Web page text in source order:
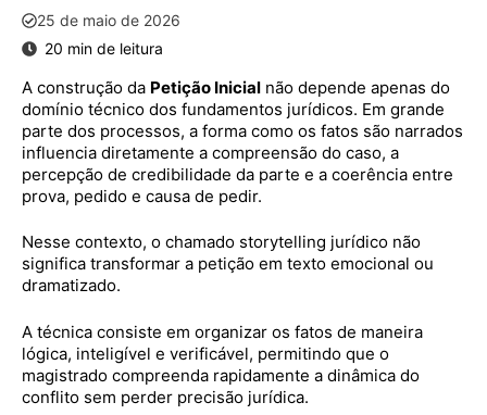
25 de maio de 2026
A construção da Petição Inicial não depende apenas do
domínio técnico dos fundamentos jurídicos. Em grande
parte dos processos, a forma como os fatos são narrados
influencia diretamente a compreensão do caso, a
percepção de credibilidade da parte e a coerência entre
prova, pedido e causa de pedir.
Nesse contexto, o chamado storytelling jurídico não
significa transformar a petição em texto emocional ou
dramatizado.
A técnica consiste em organizar os fatos de maneira
lógica, inteligível e verificável, permitindo que o
magistrado compreenda rapidamente a dinâmica do
conflito sem perder precisão jurídica.